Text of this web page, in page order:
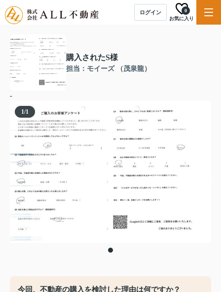
ログイン
お気に入り
0
購入されたS様
担当：モイーズ （茂泉龍）
-
1/1
今回、不動産の購入を検討した理由は何ですか？